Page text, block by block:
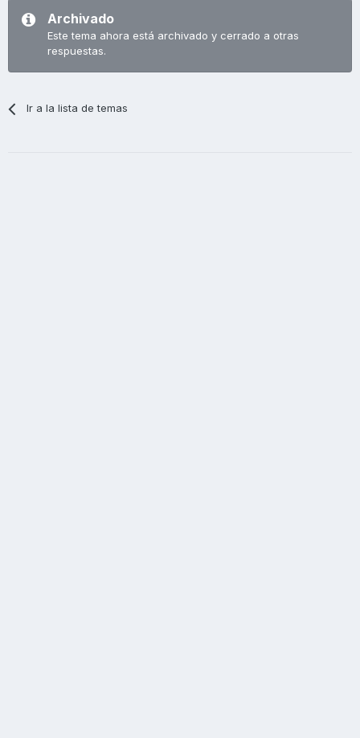
Archivado
Este tema ahora está archivado y cerrado a otras
respuestas.
Ir a la lista de temas